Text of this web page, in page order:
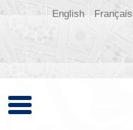
Français
English